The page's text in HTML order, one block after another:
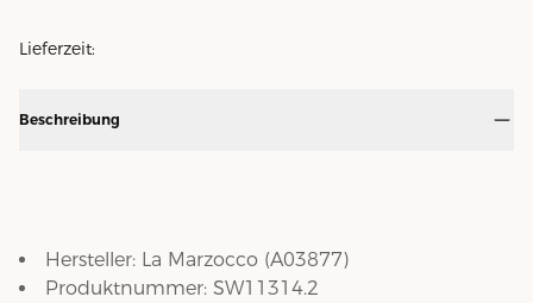
Lieferzeit:
Beschreibung
Hersteller: La Marzocco (A03877)
Produktnummer: SW11314.2